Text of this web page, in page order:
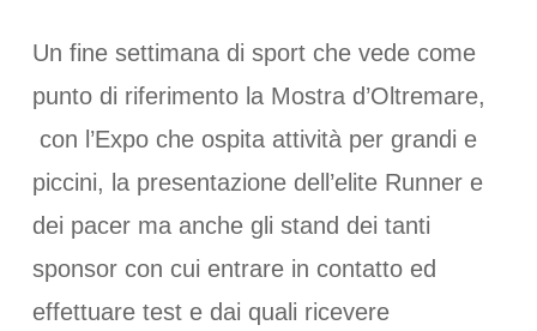
Un fine settimana di sport che vede come
punto di riferimento la Mostra d’Oltremare,
con l’Expo che ospita attività per grandi e
piccini, la presentazione dell’elite Runner e
dei pacer ma anche gli stand dei tanti
sponsor con cui entrare in contatto ed
effettuare test e dai quali ricevere